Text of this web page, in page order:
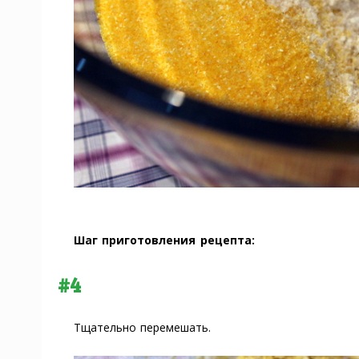
Шаг приготовления рецепта:
#4
Тщательно перемешать.